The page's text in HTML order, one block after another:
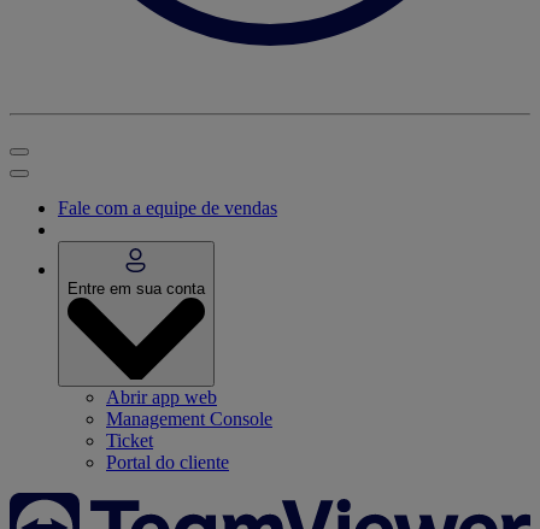
Fale com a equipe de vendas
Entre em sua conta
Abrir app web
Management Console
Ticket
Portal do cliente